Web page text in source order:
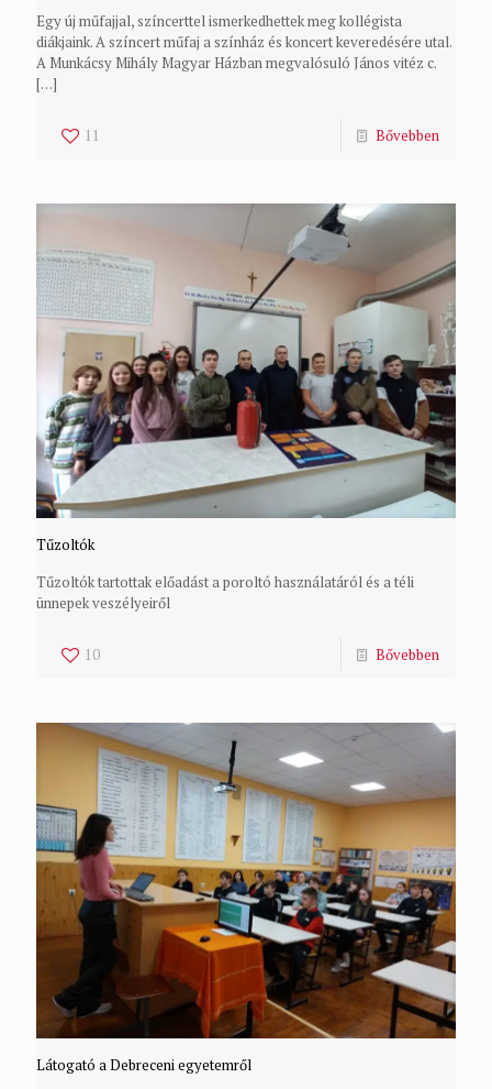
Egy új műfajjal, színcerttel ismerkedhettek meg kollégista
diákjaink. A színcert műfaj a színház és koncert keveredésére utal.
A Munkácsy Mihály Magyar Házban megvalósuló János vitéz c.
[…]
11 Bővebben
Tűzoltók
Tűzoltók tartottak előadást a poroltó használatáról és a téli
ünnepek veszélyeiről
10 Bővebben
Látogató a Debreceni egyetemről